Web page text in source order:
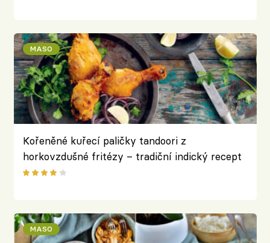
MASO
Kořeněné kuřecí paličky tandoori z
horkovzdušné fritézy – tradiční indický recept
s moderní přípravou
MASO